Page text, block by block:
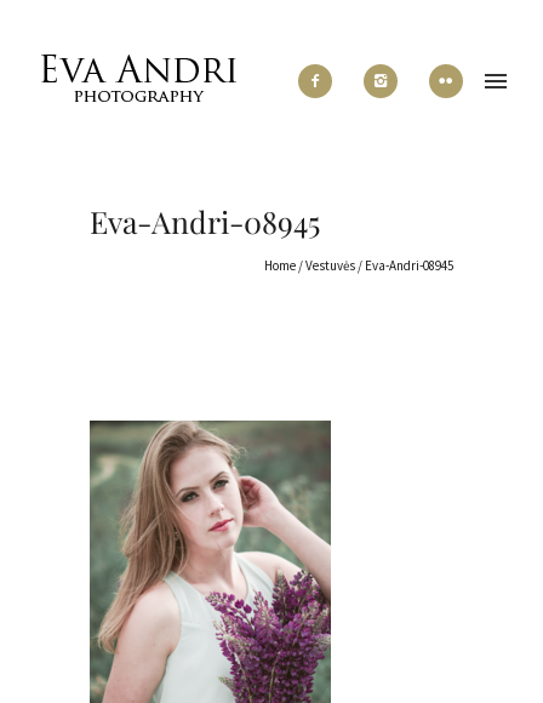
Eva-Andri-08945
Home /Vestuvės / Eva-Andri-08945